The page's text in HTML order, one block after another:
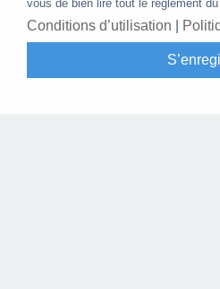
vous de bien lire tout le règlement
Conditions d’utilisation